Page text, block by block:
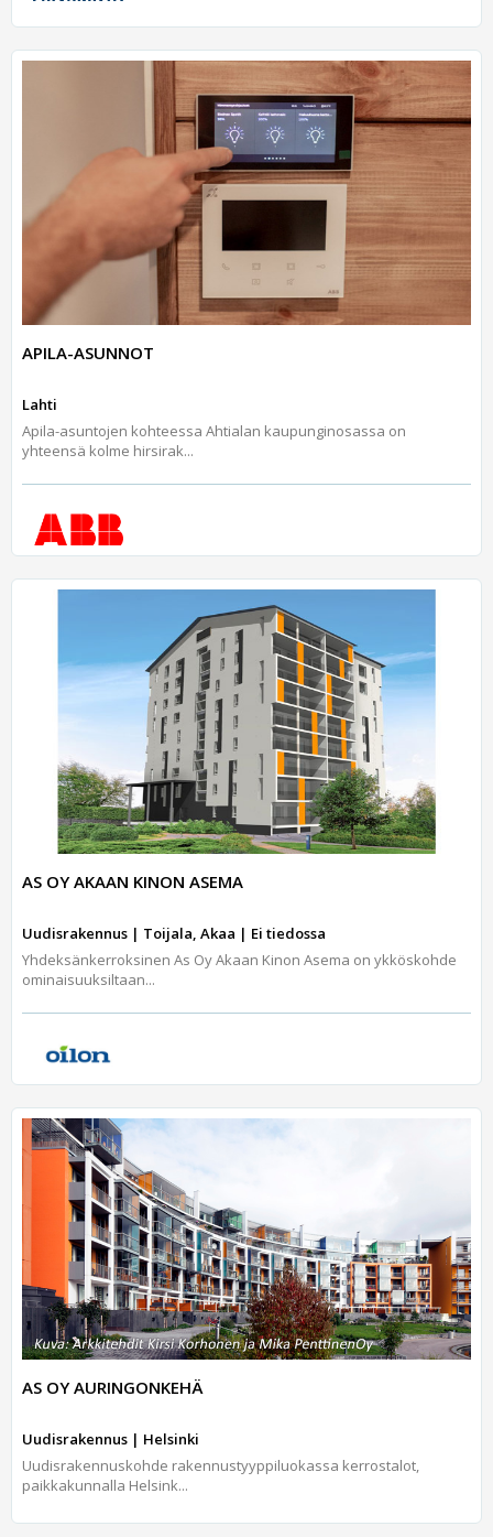
APILA-ASUNNOT
Lahti
Apila-asuntojen kohteessa Ahtialan kaupunginosassa on
yhteensä kolme hirsirak...
AS OY AKAAN KINON ASEMA
Uudisrakennus | Toijala, Akaa | Ei tiedossa
Yhdeksänkerroksinen As Oy Akaan Kinon Asema on ykköskohde
ominaisuuksiltaan...
AS OY AURINGONKEHÄ
Uudisrakennus | Helsinki
Uudisrakennuskohde rakennustyyppiluokassa kerrostalot,
paikkakunnalla Helsink...